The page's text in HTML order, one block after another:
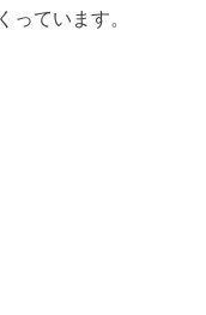
っています。